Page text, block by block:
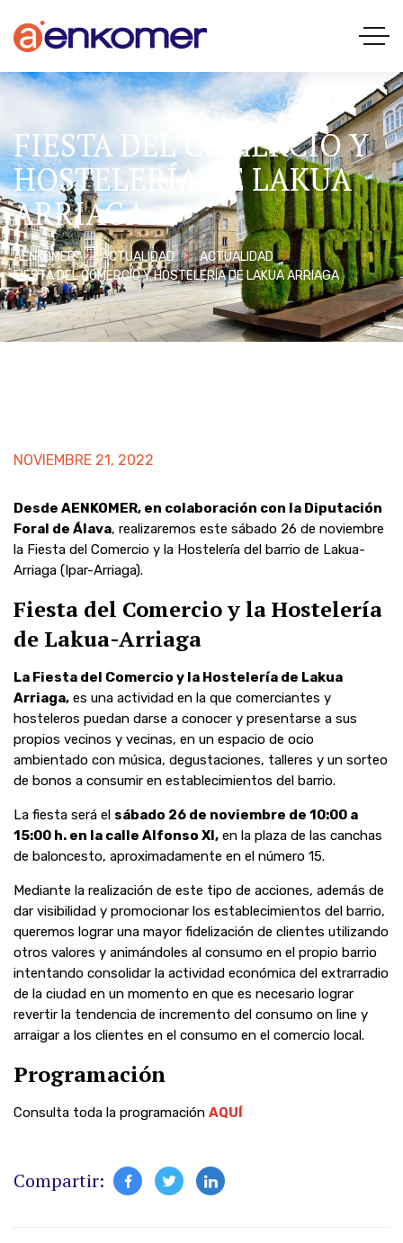
FIESTA DEL COMERCIO Y
HOSTELERÍA DE LAKUA
ARRIAGA
AENKOMER ACTUALIDAD
ACTUALIDAD
FIESTA DEL COMERCIO Y HOSTELERÍA DE LAKUA ARRIAGA
NOVIEMBRE 21, 2022
Desde AENKOMER, en colaboración con la Diputación
Foral de Álava, realizaremos este sábado 26 de noviembre
la Fiesta del Comercio y la Hostelería del barrio de Lakua-
Arriaga (Ipar-Arriaga).
Fiesta del Comercio y la Hostelería
de Lakua-Arriaga
La Fiesta del Comercio y la Hostelería de Lakua
Arriaga, es una actividad en la que comerciantes y
hosteleros puedan darse a conocer y presentarse a sus
propios vecinos y vecinas, en un espacio de ocio
ambientado con música, degustaciones, talleres y un sorteo
de bonos a consumir en establecimientos del barrio.
La fiesta será el sábado 26 de noviembre de 10:00 a
15:00 h. en la calle Alfonso XI, en la plaza de las canchas
de baloncesto, aproximadamente en el número 15.
Mediante la realización de este tipo de acciones, además de
dar visibilidad y promocionar los establecimientos del barrio,
queremos lograr una mayor fidelización de clientes utilizando
otros valores y animándoles al consumo en el propio barrio
intentando consolidar la actividad económica del extrarradio
de la ciudad en un momento en que es necesario lograr
revertir la tendencia de incremento del consumo on line y
arraigar a los clientes en el consumo en el comercio local.
Programación
Consulta toda la programación AQUÍ
Compartir: